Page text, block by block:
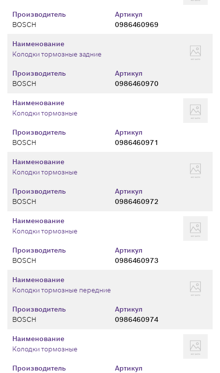
Производитель
BOSCH
Артикул
0986460969
Производитель
BOSCH
Артикул
0986460970
Наименование
Колодки тормозные задние
Производитель
BOSCH
Артикул
0986460971
Наименование
Колодки тормозные
Производитель
BOSCH
Артикул
0986460972
Наименование
Колодки тормозные
Производитель
BOSCH
Артикул
0986460973
Наименование
Колодки тормозные
Производитель
BOSCH
Артикул
0986460974
Наименование
Колодки тормозные передние
Производитель
Артикул
Наименование
Колодки тормозные